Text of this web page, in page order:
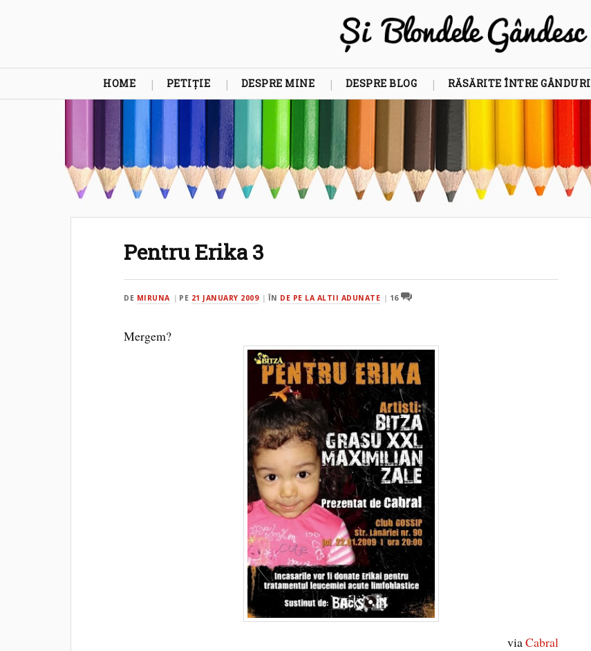
HOME PETIȚIE DESPRE MINE DESPRE BLOG RĂSĂRITE ÎNTRE GÂNDURI
Pentru Erika 3
DE MIRUNA PE 21 JANUARY 2009 ÎN DE PE LA ALTII ADUNATE 16
Mergem?
viaCabral